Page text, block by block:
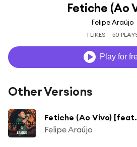
Fetiche (Ao
Felipe Araújo
1 LIKES 50
Play for
Other Versions
Fetiche (Ao Vivo)
Felipe Araújo